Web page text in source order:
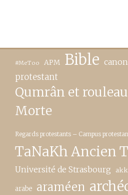
#MeToo APM Bible canon
protestant
Qumrân et
Morte
Regards protestants – Campus
TaNaKh Ancien
Université de Strasbourg
arabe araméen